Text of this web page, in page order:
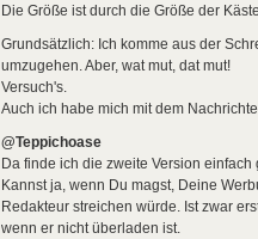
Die Größe ist durch die Größe der
Grundsätzlich: Ich komme aus der
umzugehen. Aber, wat mut, dat mut!
Versuch's.
Auch ich habe mich mit dem
@Teppichoase
Da finde ich die zweite Version
Kannst ja, wenn Du magst, Deine
Redakteur streichen würde. Ist zwar
wenn er nicht überladen ist.